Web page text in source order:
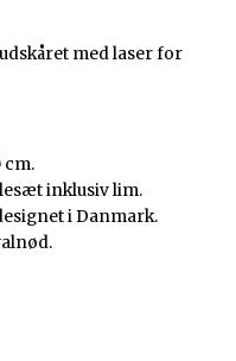
med laser for
cm.
inklusiv lim.
i Danmark.